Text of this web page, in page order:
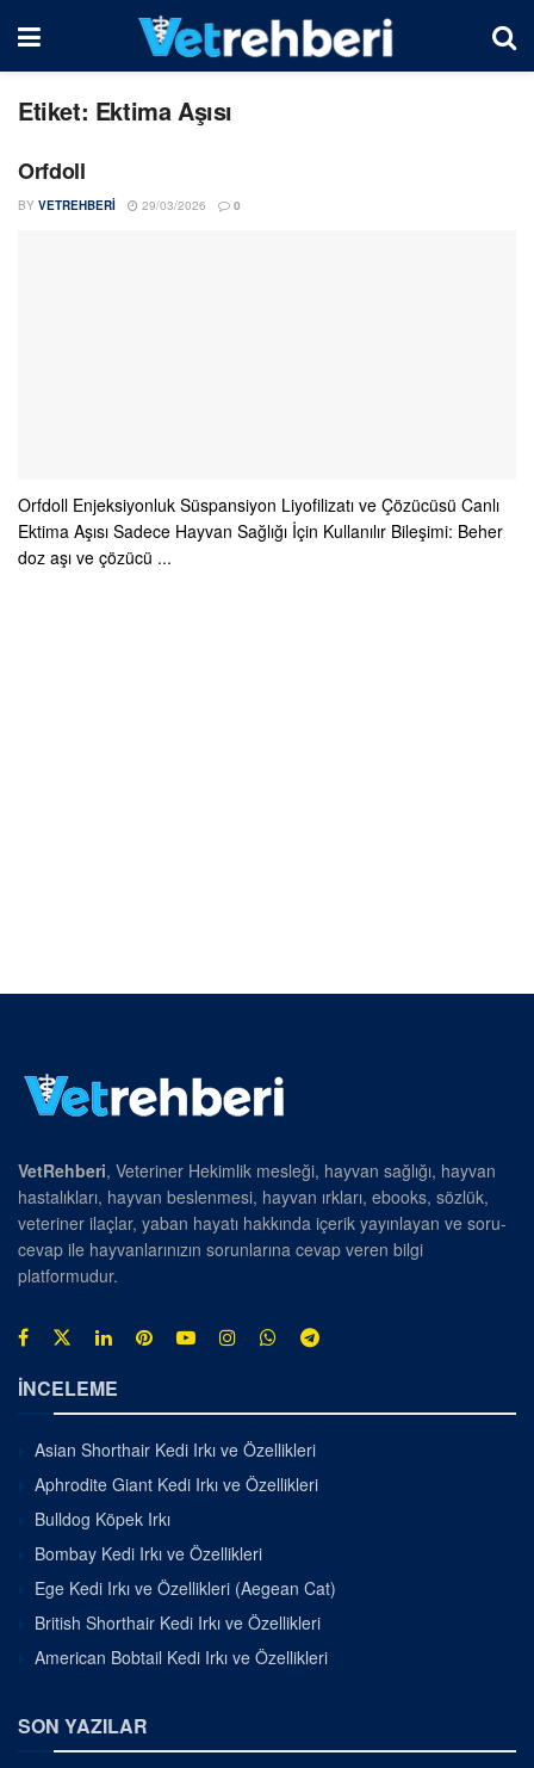
Etiket: Ektima Aşısı
Orfdoll
BY VETREHBERI 29/03/2026 0
Orfdoll Enjeksiyonluk Süspansiyon Liyofilizatı ve Çözücüsü Canlı
Ektima Aşısı Sadece Hayvan Sağlığı İçin Kullanılır Bileşimi: Beher
doz aşı ve çözücü ...
VetRehberi, Veteriner Hekimlik mesleği, hayvan sağlığı, hayvan
hastalıkları, hayvan beslenmesi, hayvan ırkları, ebooks, sözlük,
veteriner ilaçlar, yaban hayatı hakkında içerik yayınlayan ve soru-
cevap ile hayvanlarınızın sorunlarına cevap veren bilgi
platformudur.
İNCELEME
Asian Shorthair Kedi Irkı ve Özellikleri
Aphrodite Giant Kedi Irkı ve Özellikleri
Bulldog Köpek Irkı
Bombay Kedi Irkı ve Özellikleri
Ege Kedi Irkı ve Özellikleri (Aegean Cat)
British Shorthair Kedi Irkı ve Özellikleri
American Bobtail Kedi Irkı ve Özellikleri
SON YAZILAR